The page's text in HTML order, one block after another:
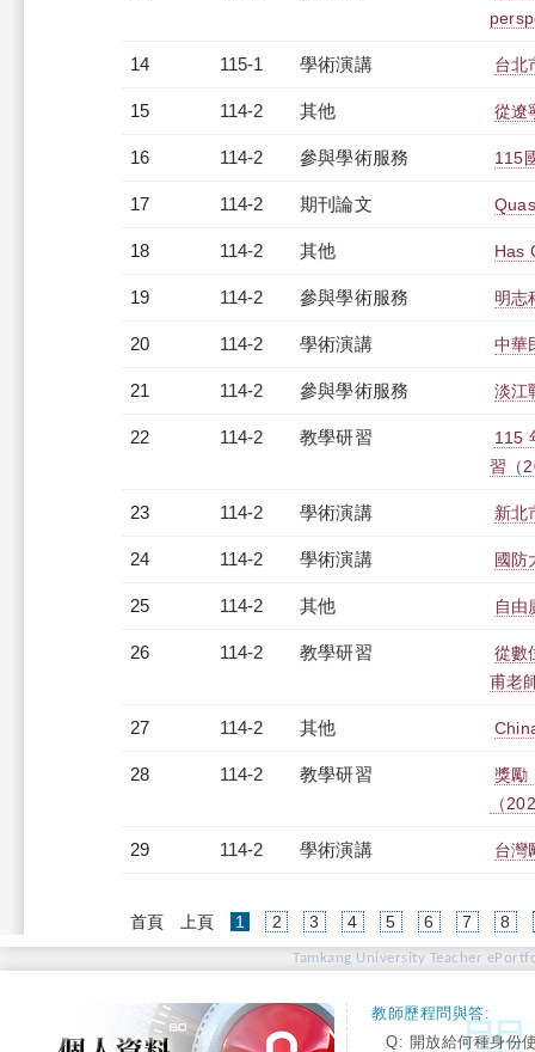
14 115-1 學術演講 台北
15 114-2 其他 從遼
16 114-2 參與學術服務 115
17 114-2 期刊論文
18 114-2 其他 Has
19 114-2 參與學術服務 明志
20 114-2 學術演講 中華
21 114-2 參與學術服務 淡江
22 114-2 教學研習
115
習（
23 114-2 學術演講 新北
24 114-2 學術演講 國防
25 114-2 其他 自由
26 114-2 教學研習
從數
甫老
27 114-2 其他
28 114-2 教學研習
獎勵
（
29 114-2 學術演講 台灣
首頁 上頁 1 (current)
2 3 4 5 6 7 8
Tamkang University Teacher
教師歷程問與答:
Q: 開放給何種身份